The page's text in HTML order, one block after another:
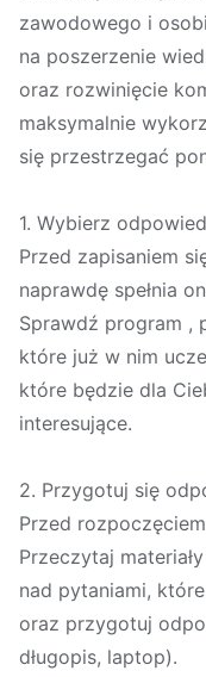
zawodowego i
na poszerzenie
oraz rozwinięcie
maksymalnie
się przestrzegać
1. Wybierz
Przed zapisaniem
naprawdę spełnia
Sprawdź program ,
które już w nim
które będzie dla
interesujące.
2. Przygotuj się
Przed
Przeczytaj
nad pytaniami,
oraz przygotuj
długopis, laptop).